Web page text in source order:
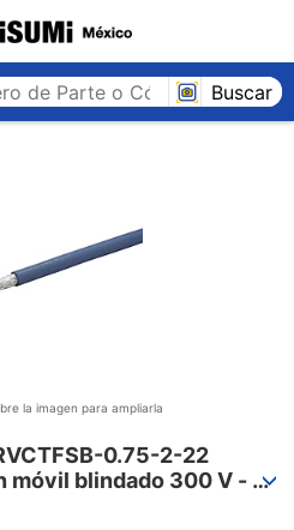
Buscar
la imagen para ampliarla
0.75-2-22
móvil blindado 300 V -
NARVCTFSB